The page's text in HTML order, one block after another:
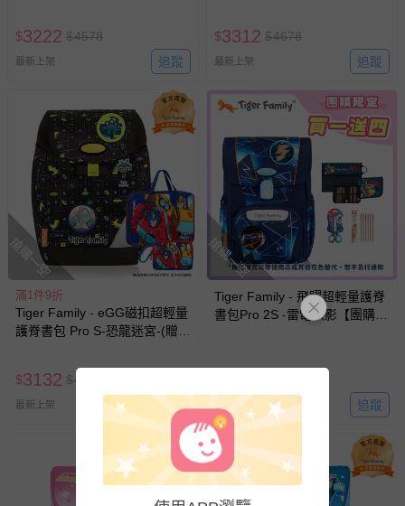
色送完以其他樣式替代 不另行
通知
$3222 $4578
最新上架 追蹤
以其他樣式替代 不另行通知
$3312 $4678
最新上架 追蹤
搶購一空
滿1件9折
Tiger Family - eGG磁扣超輕量
護脊書包 Pro S-恐龍迷宮-(贈
花色送完以其他樣式替代 不另
行通知
$3132 $4478
最新上架
搶購一空
Tiger Family - 飛躍超輕量護脊
書包Pro 2S -雷電疾影【團購優
+HB鉛筆)-款式隨機，送完以其
追蹤